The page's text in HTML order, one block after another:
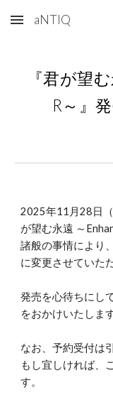
Skip to main content
aNTIQ
『君が望
R～』
2025年11月28日
が望む永遠 ～
諸般の事情により
に変更させていた
発売を心待ちにし
をおかけいたしま
なお、予約受付は
もし宜しければ、
す。